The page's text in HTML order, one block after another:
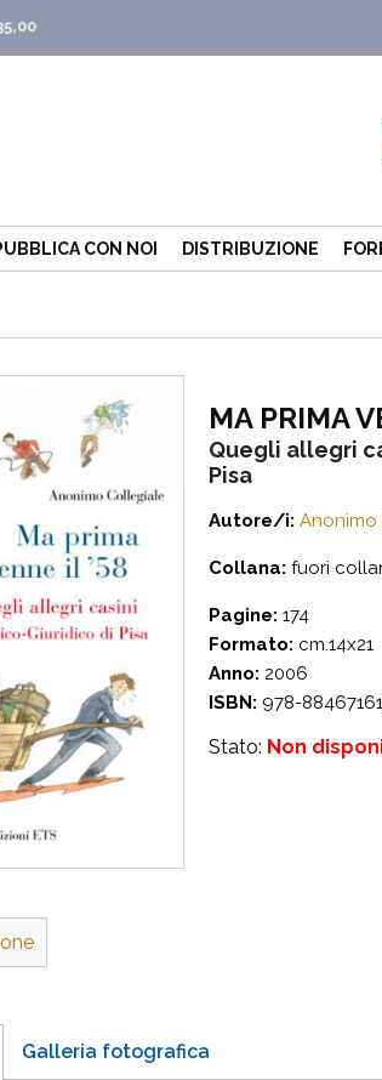
CON NOI DISTRIBUZIONE
MA PRIMA
Quegli allegri
Pisa
Autore/i:
Collana: fuori
Pagine: 174
Formato: cm.14x21
Anno: 2006
ISBN: 978-
Stato: Non
Galleria fotografica